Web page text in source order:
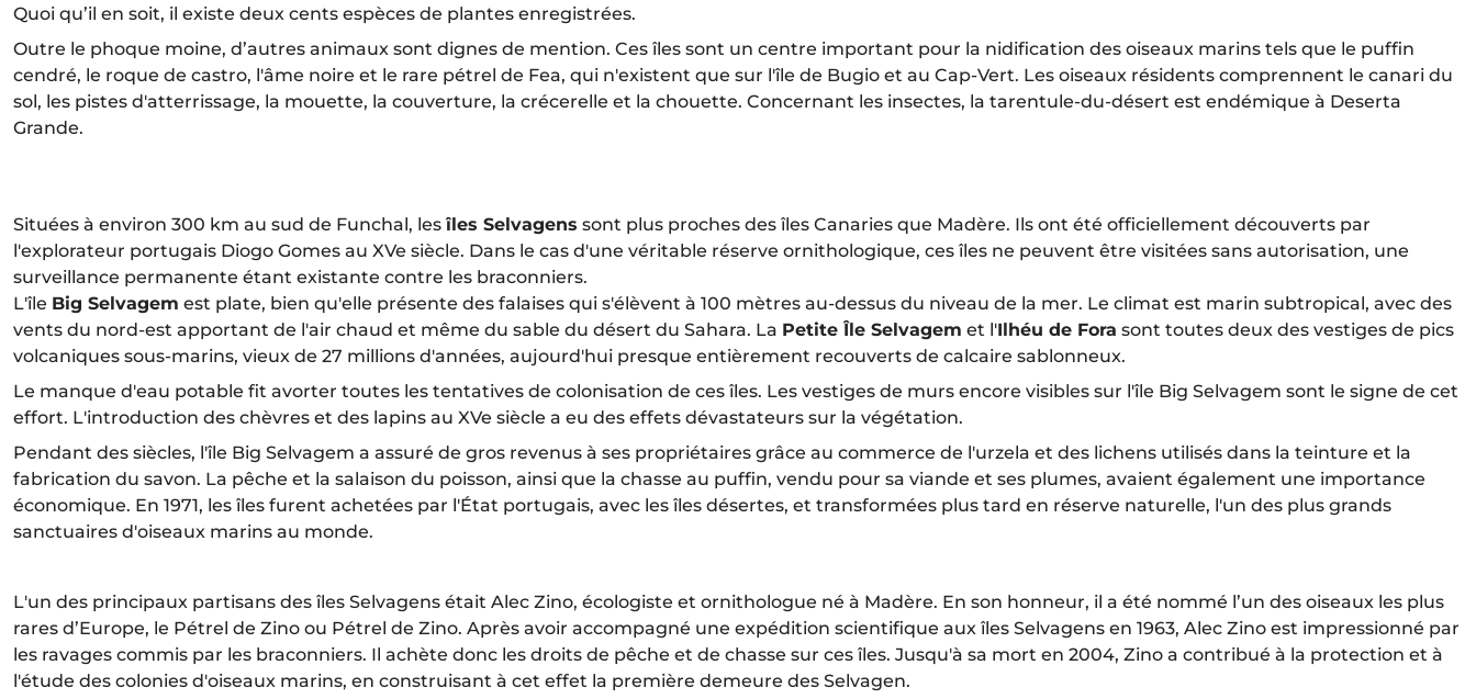
Quoi qu’il en soit, il existe deux cents espèces de plantes enregistrées.
Outre le phoque moine, d’autres animaux sont dignes de mention. Ces îles sont un centre important pour la nidification des oiseaux marins tels que le puffin
cendré, le roque de castro, l'âme noire et le rare pétrel de Fea, qui n'existent que sur l'île de Bugio et au Cap-Vert. Les oiseaux résidents comprennent le canari du
sol, les pistes d'atterrissage, la mouette, la couverture, la crécerelle et la chouette. Concernant les insectes, la tarentule-du-désert est endémique à Deserta
Grande.
Situées à environ 300 km au sud de Funchal, les îles Selvagens sont plus proches des îles Canaries que Madère. Ils ont été officiellement découverts par
l'explorateur portugais Diogo Gomes au XVe siècle. Dans le cas d'une véritable réserve ornithologique, ces îles ne peuvent être visitées sans autorisation, une
surveillance permanente étant existante contre les braconniers.
L'île Big Selvagem est plate, bien qu'elle présente des falaises qui s'élèvent à 100 mètres au-dessus du niveau de la mer. Le climat est marin subtropical, avec des
vents du nord-est apportant de l'air chaud et même du sable du désert du Sahara. La Petite Île Selvagem et l'Ilhéu de Fora sont toutes deux des vestiges de pics
volcaniques sous-marins, vieux de 27 millions d'années, aujourd'hui presque entièrement recouverts de calcaire sablonneux.
Le manque d'eau potable fit avorter toutes les tentatives de colonisation de ces îles. Les vestiges de murs encore visibles sur l'île Big Selvagem sont le signe de cet
effort. L'introduction des chèvres et des lapins au XVe siècle a eu des effets dévastateurs sur la végétation.
Pendant des siècles, l'île Big Selvagem a assuré de gros revenus à ses propriétaires grâce au commerce de l'urzela et des lichens utilisés dans la teinture et la
fabrication du savon. La pêche et la salaison du poisson, ainsi que la chasse au puffin, vendu pour sa viande et ses plumes, avaient également une importance
économique. En 1971, les îles furent achetées par l'État portugais, avec les îles désertes, et transformées plus tard en réserve naturelle, l'un des plus grands
sanctuaires d'oiseaux marins au monde.
L'un des principaux partisans des îles Selvagens était Alec Zino, écologiste et ornithologue né à Madère. En son honneur, il a été nommé l’un des oiseaux les plus
rares d’Europe, le Pétrel de Zino ou Pétrel de Zino. Après avoir accompagné une expédition scientifique aux îles Selvagens en 1963, Alec Zino est impressionné par
les ravages commis par les braconniers. Il achète donc les droits de pêche et de chasse sur ces îles. Jusqu'à sa mort en 2004, Zino a contribué à la protection et à
l'étude des colonies d'oiseaux marins, en construisant à cet effet la première demeure des Selvagen.